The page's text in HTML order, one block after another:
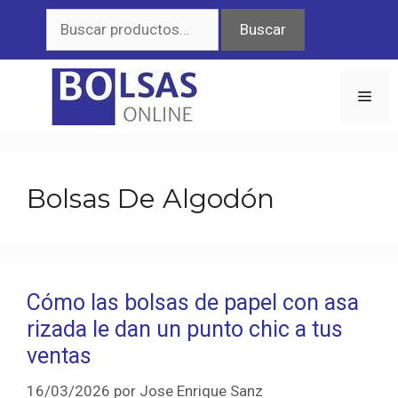
contenido
por:
Buscar
Bolsas De Algodón
Cómo las bolsas de papel con asa
rizada le dan un punto chic a tus
ventas
16/03/2026 por Jose Enrique Sanz